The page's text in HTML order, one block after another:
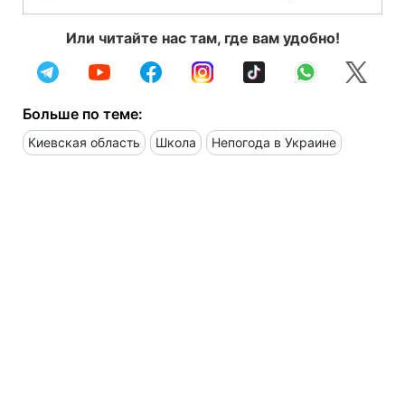
Или читайте нас там, где вам удобно!
Больше по теме:
Киевская область Школа Непогода в Украине